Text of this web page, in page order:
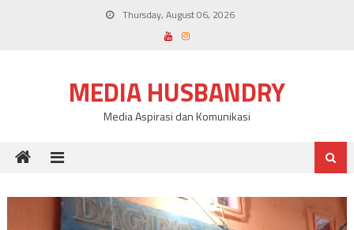
Thursday, August 06, 2026
MEDIA HUSBANDRY
Media Aspirasi dan Komunikasi